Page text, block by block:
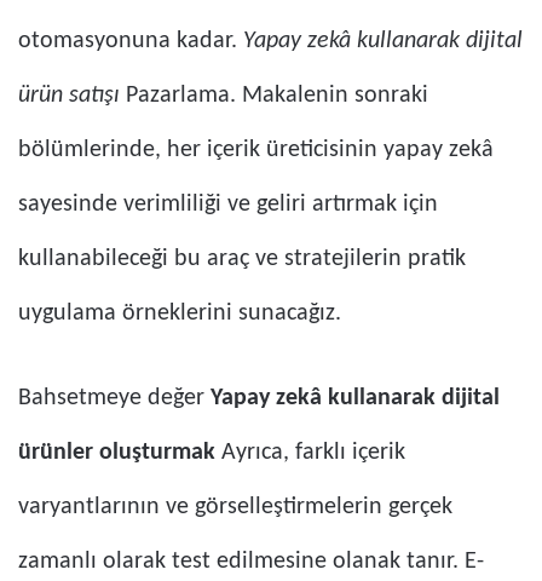
otomasyonuna kadar. Yapay zekâ kullanarak dijital
ürün satışı Pazarlama. Makalenin sonraki
bölümlerinde, her içerik üreticisinin yapay zekâ
sayesinde verimliliği ve geliri artırmak için
kullanabileceği bu araç ve stratejilerin pratik
uygulama örneklerini sunacağız.
Bahsetmeye değer Yapay zekâ kullanarak dijital
ürünler oluşturmak Ayrıca, farklı içerik
varyantlarının ve görselleştirmelerin gerçek
zamanlı olarak test edilmesine olanak tanır. E-